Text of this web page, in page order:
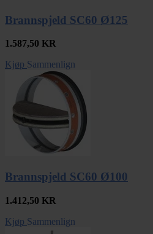
Brannspjeld SC60 Ø125
1.587,50 KR
Kjøp Sammenlign
Brannspjeld SC60 Ø100
1.412,50 KR
Kjøp Sammenlign